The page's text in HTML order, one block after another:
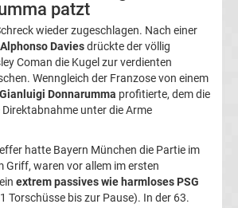
patzt
wieder zugeschlagen. Nach einer
Alphonso Daviesdrückte der völlig
Coman die Kugel zur verdienten
Wenngleich der Franzose von einem
Gianluigi Donnarumma profitierte, dem die
unter die Arme
hatte Bayern München die Partie im
Griff, waren vor allem im ersten
extrem passives wie harmloses PSG
Torschüsse bis zur Pause). In der 63.